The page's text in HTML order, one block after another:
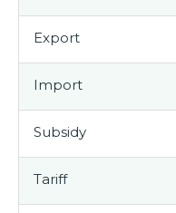
Export
Import
Subsidy
Tariff